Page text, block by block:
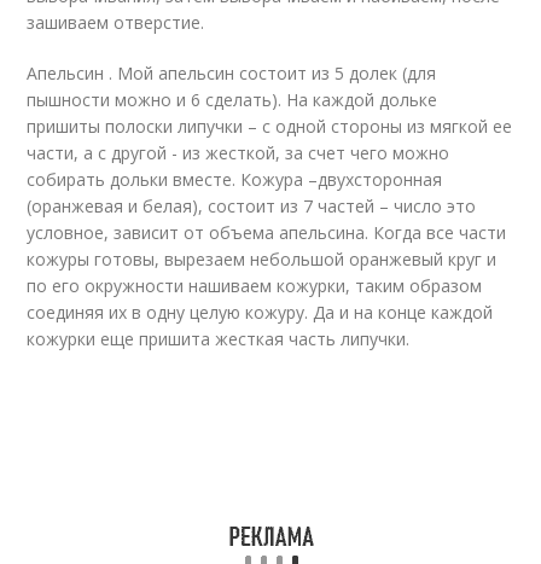
зашиваем отверстие.
Апельсин . Мой апельсин состоит из 5 долек (для
пышности можно и 6 сделать). На каждой дольке
пришиты полоски липучки – с одной стороны из мягкой ее
части, а с другой - из жесткой, за счет чего можно
собирать дольки вместе. Кожура –двухсторонная
(оранжевая и белая), состоит из 7 частей – число это
условное, зависит от объема апельсина. Когда все части
кожуры готовы, вырезаем небольшой оранжевый круг и
по его окружности нашиваем кожурки, таким образом
соединяя их в одну целую кожуру. Да и на конце каждой
кожурки еще пришита жесткая часть липучки.